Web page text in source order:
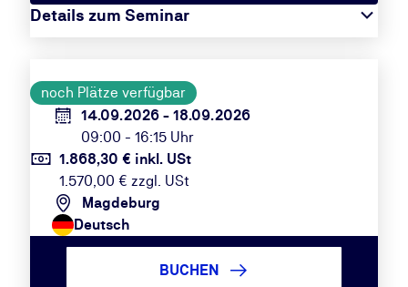
Details zum Seminar
noch Plätze verfügbar
14.09.2026 - 18.09.2026
09:00 - 16:15 Uhr
1.868,30 € inkl. USt
1.570,00 € zzgl. USt
Magdeburg
Deutsch
BUCHEN